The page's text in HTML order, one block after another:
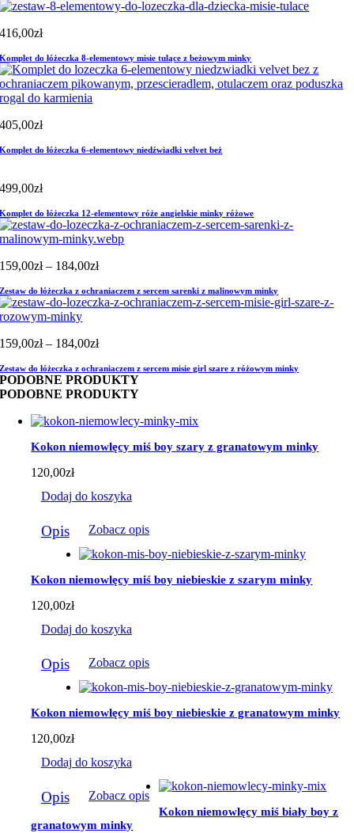
416,00zł
Komplet do łóżeczka 8-elementowy misie tulące z beżowym minky
405,00zł
Komplet do łóżeczka 6-elementowy niedźwiadki velvet beż
499,00zł
Komplet do łóżeczka 12-elementowy róże angielskie minky różowe
159,00zł – 184,00złZakres
od
159,00zł
Zestaw do łóżeczka z ochraniaczem z sercem sarenki z malinowym minky
159,00zł – 184,00złZakres
od
159,00zł
do
184,00zł
Zestaw do łóżeczka z ochraniaczem z sercem misie girl szare z różowym minky
PODOBNE PRODUKTY
PODOBNE PRODUKTY
Kokon niemowlęcy miś boy szary z granatowym minky
120,00zł
Dodaj do koszyka
Opis Zobacz opis
Kokon niemowlęcy miś boy niebieskie z szarym minky
120,00zł
Dodaj do koszyka
Opis Zobacz opis
Kokon niemowlęcy miś boy niebieskie z granatowym minky
120,00zł
Dodaj do koszyka
Opis Zobacz opis
Kokon niemowlęcy miś biały boy z
granatowym minky